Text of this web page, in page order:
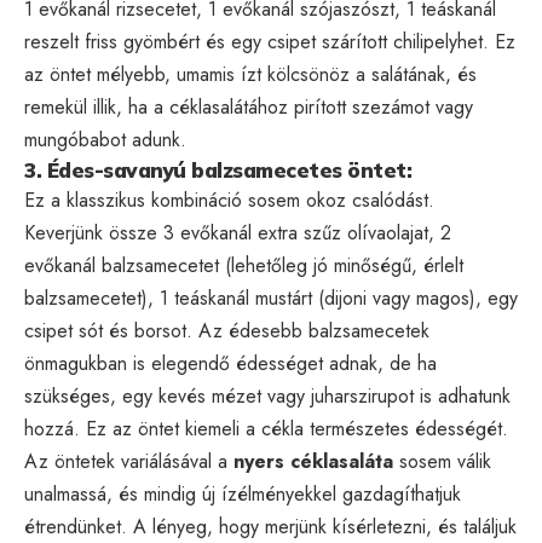
1 evőkanál rizsecetet, 1 evőkanál szójaszószt, 1 teáskanál
reszelt friss gyömbért és egy csipet szárított chilipelyhet. Ez
az öntet mélyebb, umamis ízt kölcsönöz a salátának, és
remekül illik, ha a céklasalátához pirított szezámot vagy
mungóbabot adunk.
3. Édes-savanyú balzsamecetes öntet:
Ez a klasszikus kombináció sosem okoz csalódást.
Keverjünk össze 3 evőkanál extra szűz olívaolajat, 2
evőkanál balzsamecetet (lehetőleg jó minőségű, érlelt
balzsamecetet), 1 teáskanál mustárt (dijoni vagy magos), egy
csipet sót és borsot. Az édesebb balzsamecetek
önmagukban is elegendő édességet adnak, de ha
szükséges, egy kevés mézet vagy juharszirupot is adhatunk
hozzá. Ez az öntet kiemeli a cékla természetes édességét.
Az öntetek variálásával a nyers céklasaláta sosem válik
unalmassá, és mindig új ízélményekkel gazdagíthatjuk
étrendünket. A lényeg, hogy merjünk kísérletezni, és találjuk